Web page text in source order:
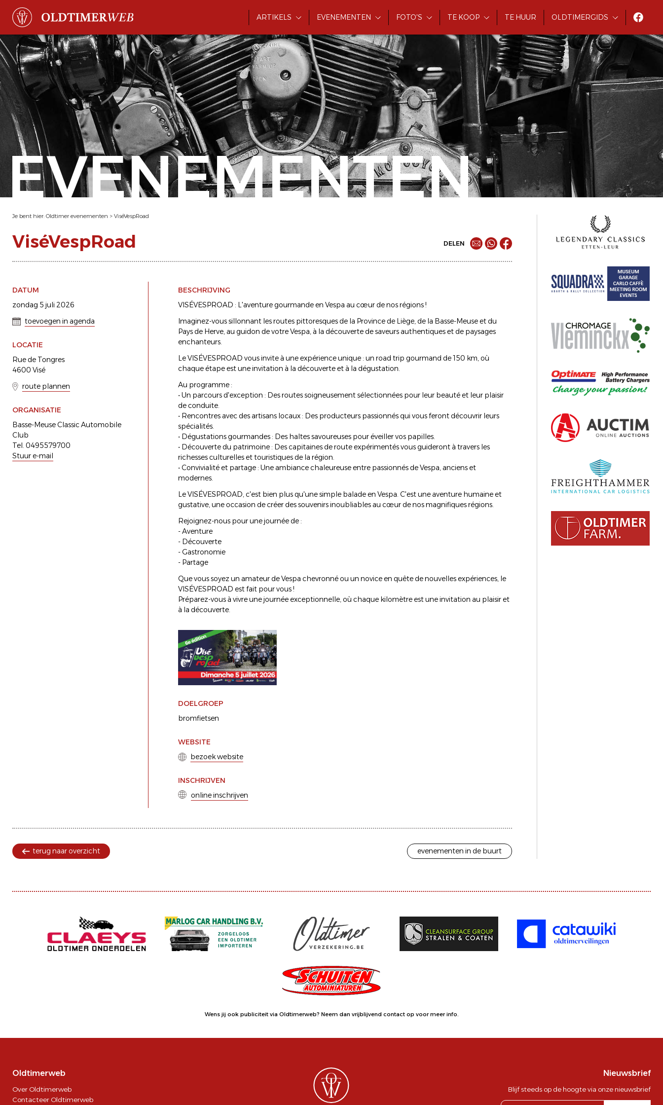
ARTIKELS EVENEMENTEN FOTO'S TE KOOP TE HUUR OLDTIMERGIDS
EVENEMENTEN
Je bent hier: Oldtimer evenementen > ViséVespRoad
ViséVespRoad DELEN
DATUM
zondag 5 juli 2026
toevoegen in agenda
LOCATIE
Rue de Tongres
4600 Visé
route plannen
ORGANISATIE
Basse-Meuse Classic Automobile
Club
Tel. 0495579700
Stuur e-mail
BESCHRIJVING
VISÉVESPROAD : L'aventure gourmande en Vespa au cœur de nos régions !
Imaginez-vous sillonnant les routes pittoresques de la Province de Liège, de la Basse-Meuse et du
Pays de Herve, au guidon de votre Vespa, à la découverte de saveurs authentiques et de paysages
enchanteurs.
Le VISÉVESPROAD vous invite à une expérience unique : un road trip gourmand de 150 km, où
chaque étape est une invitation à la découverte et à la dégustation.
Au programme :
• Un parcours d'exception : Des routes soigneusement sélectionnées pour leur beauté et leur plaisir
de conduite.
• Rencontres avec des artisans locaux : Des producteurs passionnés qui vous feront découvrir leurs
spécialités.
• Dégustations gourmandes : Des haltes savoureuses pour éveiller vos papilles.
• Découverte du patrimoine : Des capitaines de route expérimentés vous guideront à travers les
richesses culturelles et touristiques de la région.
• Convivialité et partage : Une ambiance chaleureuse entre passionnés de Vespa, anciens et
modernes.
Le VISÉVESPROAD, c'est bien plus qu'une simple balade en Vespa. C'est une aventure humaine et
gustative, une occasion de créer des souvenirs inoubliables au cœur de nos magnifiques régions.
Rejoignez-nous pour une journée de :
- Aventure
- Découverte
- Gastronomie
- Partage
Que vous soyez un amateur de Vespa chevronné ou un novice en quête de nouvelles expériences, le
VISÉVESPROAD est fait pour vous !
Préparez-vous à vivre une journée exceptionnelle, où chaque kilomètre est une invitation au plaisir et
à la découverte.
DOELGROEP
bromfietsen
WEBSITE
bezoek website
INSCHRIJVEN
online inschrijven
terug naar overzicht evenementen in de buurt
Wens jij ook publiciteit via Oldtimerweb? Neem dan vrijblijvend contact op voor meer info.
Oldtimerweb
Over Oldtimerweb
Contacteer Oldtimerweb
Nieuwsbrief
Blijf steeds op de hoogte via onze nieuwsbrief